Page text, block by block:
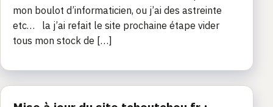
mon boulot d’informaticien, ou j’ai des astreinte
etc… la j’ai refait le site prochaine étape vider
tous mon stock de […]